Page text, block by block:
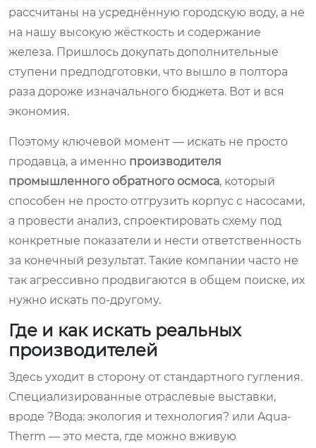
рассчитаны на усреднённую городскую воду, а не
на нашу высокую жёсткость и содержание
железа. Пришлось докупать дополнительные
ступени предподготовки, что вышло в полтора
раза дороже изначального бюджета. Вот и вся
экономия.
Поэтому ключевой момент — искать не просто
продавца, а именно производителя
промышленного обратного осмоса, который
способен не просто отгрузить корпус с насосами,
а провести анализ, спроектировать схему под
конкретные показатели и нести ответственность
за конечный результат. Такие компании часто не
так агрессивно продвигаются в общем поиске, их
нужно искать по-другому.
Где и как искать реальных
производителей
Здесь уходит в сторону от стандартного гугления.
Специализированные отраслевые выставки,
вроде ?Вода: экология и технология? или Aqua-
Therm — это места, где можно вживую